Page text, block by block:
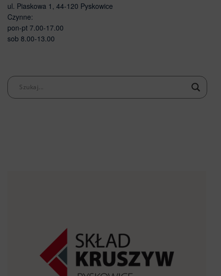
ul. Piaskowa 1, 44-120 Pyskowice
Czynne:
pon-pt 7.00-17.00
sob 8.00-13.00